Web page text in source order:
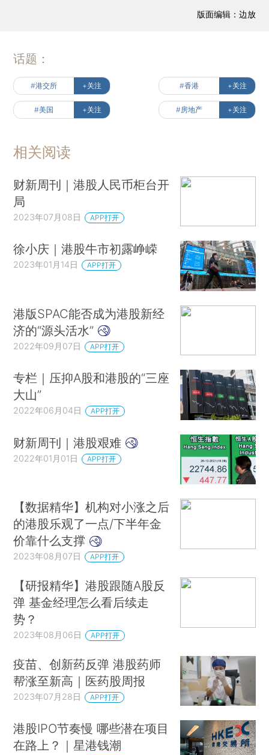
版面编辑：边放
话题：
#港交所 +关注 #香港 +关注
#美国 +关注 #房地产 +关注
相关阅读
财新周刊｜港股人民币柜台开
局
2023年07月08日 APP打开
徐小庆｜港股牛市初露峥嵘
2023年01月14日 APP打开
港版SPAC能否成为港股新经
济的“源头活水”
2022年09月07日 APP打开
专栏｜压抑A股和港股的“三座
大山”
2022年06月04日 APP打开
财新周刊｜港股艰难
2022年01月01日 APP打开
【数据精华】机构对小涨之后
的港股乐观了一点/下半年金
价靠什么支撑
2023年08月07日 APP打开
【研报精华】港股跟随A股反
弹 基金经理怎么看后续走
势？
2023年08月06日 APP打开
疫苗、创新药反弹 港股药师
帮涨至新高｜医药股周报
2023年07月28日 APP打开
港股IPO节奏慢 哪些潜在项目
在路上？｜星港钱潮